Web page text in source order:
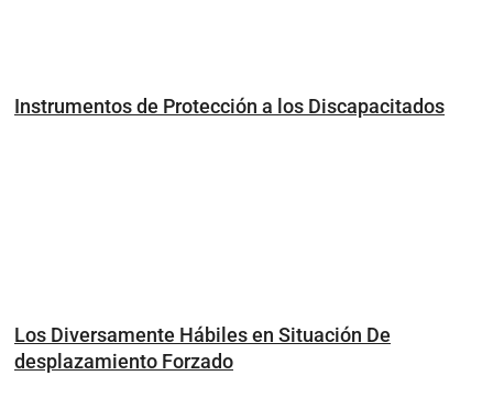
Instrumentos de Protección a los Discapacitados
Los Diversamente Hábiles en Situación De
desplazamiento Forzado